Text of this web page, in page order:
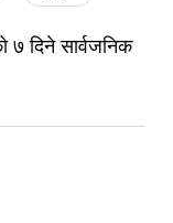
७ दिने सार्वजनिक